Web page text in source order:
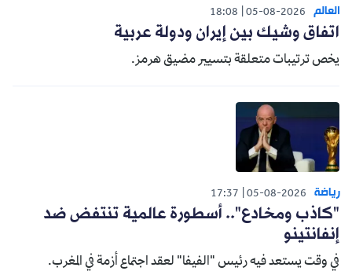
العالم 05-08-2026
18:08
اتفاق وشيك بين إيران ودولة عربية
يخص ترتيبات متعلقة بتسيير مضيق هرمز.
رياضة 05-08-2026
17:37
"كاذب ومخادع".. أسطورة عالمية تنتفض ضد
إنفانتينو
في وقت يستعد فيه رئيس "الفيفا" لعقد اجتماع أزمة في المغرب.